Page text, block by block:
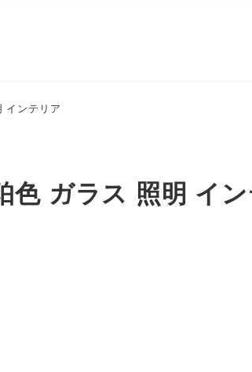
インテリア
色 ガラス 照明 イ